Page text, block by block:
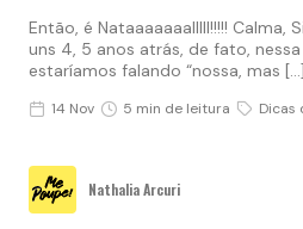
Então, é Nataaaaaaalllll!!!!! Calma,
uns 4, 5 anos atrás, de fato,
estaríamos falando “nossa, mas […]
14 Nov 5 min de leitura Dicas
Nathalia Arcuri